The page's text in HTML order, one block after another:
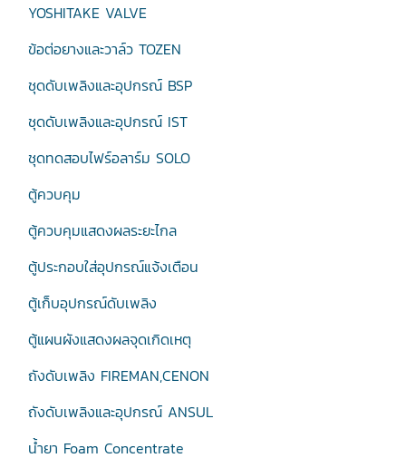
YOSHITAKE VALVE
ข้อต่อยางและวาล์ว TOZEN
ชุดดับเพลิงและอุปกรณ์ BSP
ชุดดับเพลิงและอุปกรณ์ IST
ชุดทดสอบไฟร์อลาร์ม SOLO
ตู้ควบคุม
ตู้ควบคุมแสดงผลระยะไกล
ตู้ประกอบใส่อุปกรณ์แจ้งเตือน
ตู้เก็บอุปกรณ์ดับเพลิง
ตู้แผนผังแสดงผลจุดเกิดเหตุ
ถังดับเพลิง FIREMAN,CENON
ถังดับเพลิงและอุปกรณ์ ANSUL
น้ำยา Foam Concentrate